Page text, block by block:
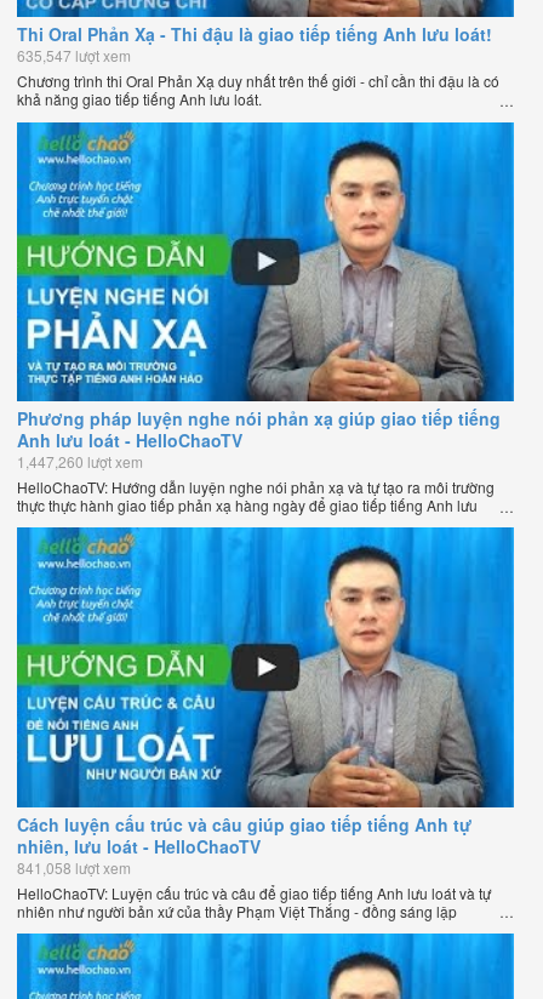
Thi Oral Phản Xạ - Thi đậu là giao tiếp tiếng Anh lưu loát!
635,547 lượt xem
Chương trình thi Oral Phản Xạ duy nhất trên thế giới - chỉ cần thi đậu là có
khả năng giao tiếp tiếng Anh lưu loát.
Phương pháp luyện nghe nói phản xạ giúp giao tiếp tiếng
Anh lưu loát - HelloChaoTV
1,447,260 lượt xem
HelloChaoTV: Hướng dẫn luyện nghe nói phản xạ và tự tạo ra môi trường
thực thực hành giao tiếp phản xạ hàng ngày để giao tiếp tiếng Anh lưu
loát như người bản xứ của thầy Phạm Việt Thắng - đồng sáng lập
HelloChao.vn - Chương trình dạy tiếng Anh trực tuyến chặt chẽ nhất thế
giới.
Cách luyện cấu trúc và câu giúp giao tiếp tiếng Anh tự
nhiên, lưu loát - HelloChaoTV
841,058 lượt xem
HelloChaoTV: Luyện cấu trúc và câu để giao tiếp tiếng Anh lưu loát và tự
nhiên như người bản xứ của thầy Phạm Việt Thắng - đồng sáng lập
HelloChao.vn - Trang web học tiếng Anh trực tuyến chặt chẽ nhất thế giới.